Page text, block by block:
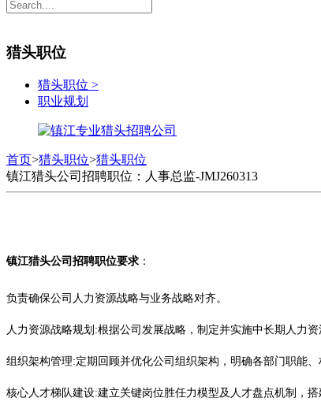
猎头职位
猎头职位 >
职业规划
首页>猎头职位>猎头职位
镇江猎头公司招聘职位：人事总监-JMJ260313
镇江猎头公司招聘职位要求 ：
负责确保公司人力资源战略与业务战略对齐。
人力资源战略规划 :根据公司发展战略，制定并实施中长期人力
组织架构管理:定期回顾并优化公司组织架构，明确各部门职能
核心人才梯队建设:建立关键岗位胜任力模型及人才盘点机制，